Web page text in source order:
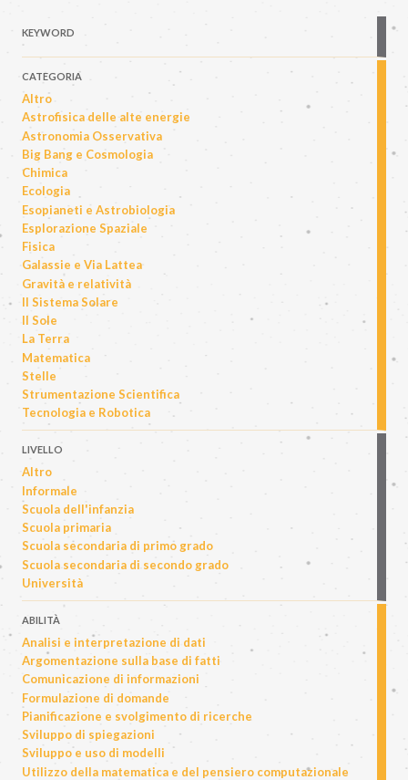
KEYWORD
CATEGORIA
Altro
Astrofisica delle alte energie
Astronomia Osservativa
Big Bang e Cosmologia
Chimica
Ecologia
Esopianeti e Astrobiologia
Esplorazione Spaziale
Fisica
Galassie e Via Lattea
Gravità e relatività
Il Sistema Solare
Il Sole
La Terra
Matematica
Stelle
Strumentazione Scientifica
Tecnologia e Robotica
LIVELLO
Altro
Informale
Scuola dell'infanzia
Scuola primaria
Scuola secondaria di primo grado
Scuola secondaria di secondo grado
Università
ABILITÀ
Analisi e interpretazione di dati
Argomentazione sulla base di fatti
Comunicazione di informazioni
Formulazione di domande
Pianificazione e svolgimento di ricerche
Sviluppo di spiegazioni
Sviluppo e uso di modelli
Utilizzo della matematica e del pensiero computazionale